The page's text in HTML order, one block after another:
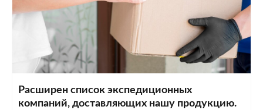
Расширен список экспедиционных
компаний, доставляющих нашу продукцию.